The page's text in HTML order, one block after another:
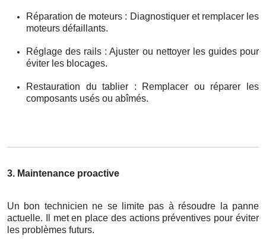
Réparation de moteurs : Diagnostiquer et remplacer les
moteurs défaillants.
Réglage des rails : Ajuster ou nettoyer les guides pour
éviter les blocages.
Restauration du tablier : Remplacer ou réparer les
composants usés ou abîmés.
3. Maintenance proactive
Un bon technicien ne se limite pas à résoudre la panne
actuelle. Il met en place des actions préventives pour éviter
les problèmes futurs.